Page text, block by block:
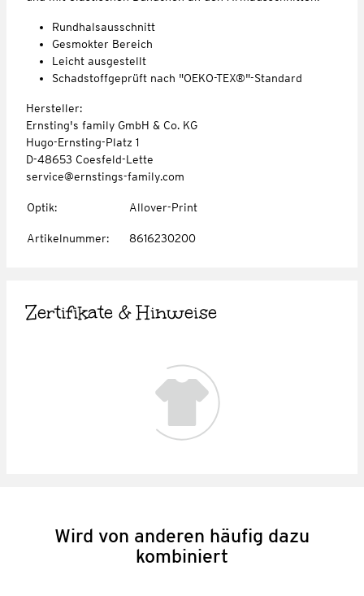
Rundhalsausschnitt
Gesmokter Bereich
Leicht ausgestellt
Schadstoffgeprüft nach "OEKO-TEX®"-Standard
Hersteller:
Ernsting's family GmbH & Co. KG
Hugo-Ernsting-Platz 1
D-48653 Coesfeld-Lette
service@ernstings-family.com
Optik: Allover-Print
Artikelnummer: 8616230200
Zertifikate & Hinweise
Wird von anderen häufig dazu
kombiniert